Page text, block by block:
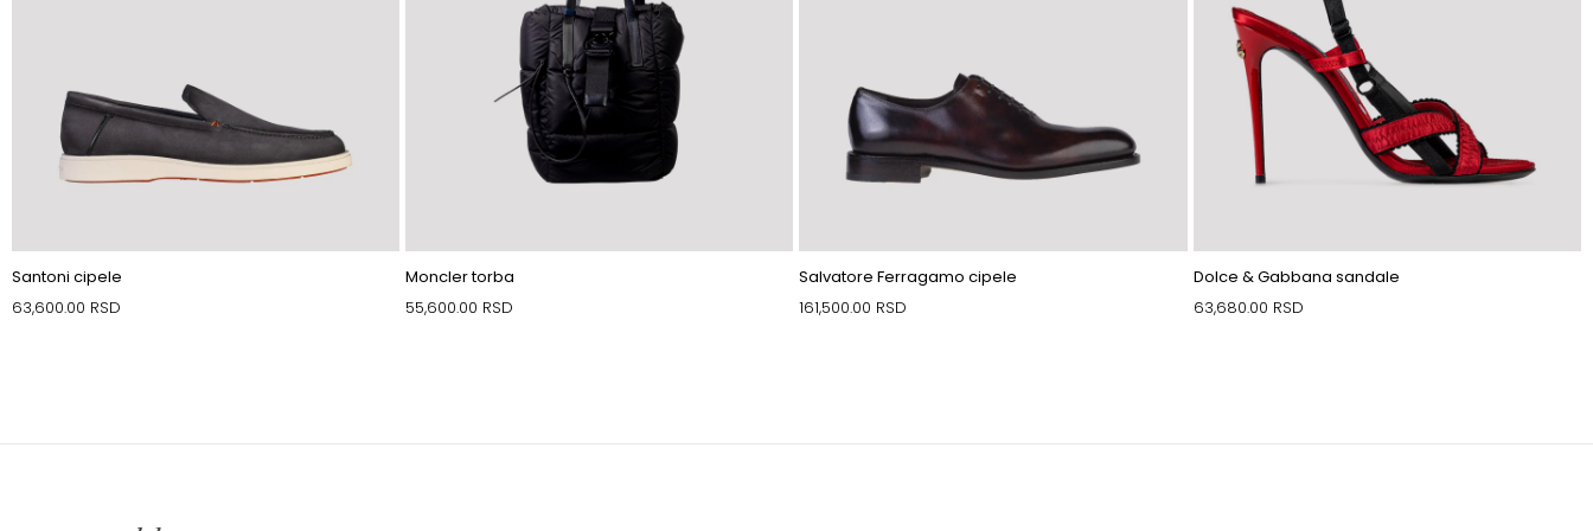
Santoni cipele
63,600.00 RSD
Moncler torba
55,600.00 RSD
Salvatore Ferragamo cipele
161,500.00 RSD
Dolce & Gabbana sandale
63,680.00 RSD